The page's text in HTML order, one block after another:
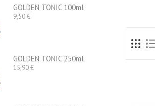
GOLDEN TONIC 100ml
9,50 €Precio
GOLDEN TONIC 250ml
15,90 €Precio